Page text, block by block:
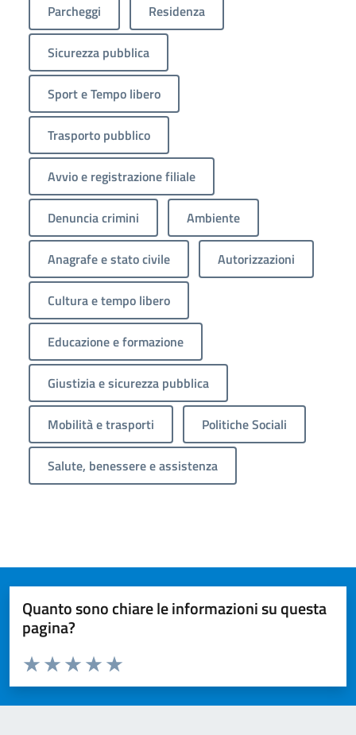
Parcheggi Residenza
Sicurezza pubblica
Sport e Tempo libero
Trasporto pubblico
Avvio e registrazione filiale
Denuncia crimini Ambiente
Anagrafe e stato civile Autorizzazioni
Cultura e tempo libero
Educazione e formazione
Giustizia e sicurezza pubblica
Mobilità e trasporti Politiche Sociali
Salute, benessere e assistenza
Quanto sono chiare le informazioni su questa
pagina?
Valuta da 1 a 5 stelle la pagina
Valuta 5 stelle su 5
Valuta 4 stelle su 5
Valuta 3 stelle su 5
Valuta 2 stelle su 5
Valuta 1 stelle su 5